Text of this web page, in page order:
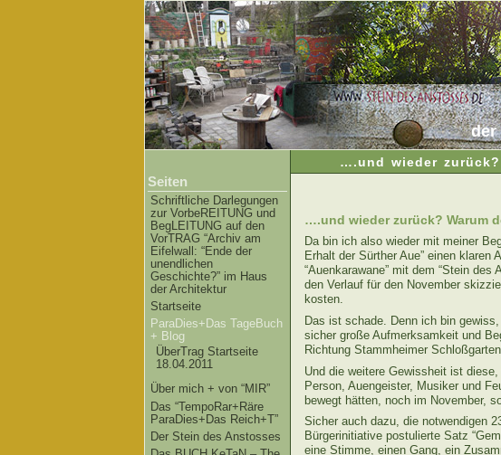
der
….und wieder
Seiten
Schriftliche Darlegungen
zur VorbeREITUNG und
BegLEITUNG auf den
VorTRAG “Archiv am
Eifelwall: “Ende der
unendlichen
Geschichte?” im Haus
der Architektur
Startseite
ParaDies+Das TageBuch
+ Blog
ÜberTrag Startseite
18.04.2011
Über mich + von “MIR”
Das “TempoRar+Räre
ParaDies+Das Reich+T”
Der Stein des Anstosses
….und wieder zurück? Warum
Da bin ich also wieder mit meiner
Erhalt der Sürther Aue” einen
“Auenkarawane” mit dem “Stein
den Verlauf für den November
kosten.
Das ist schade. Denn ich bin
sicher große Aufmerksamkeit und
Richtung Stammheimer
Und die weitere Gewissheit ist
Person, Auengeister, Musiker und
bewegt hätten, noch im November,
Sicher auch dazu, die notwendigen
Bürgerinitiative postulierte Satz
eine Stimme, einen Gang, ein